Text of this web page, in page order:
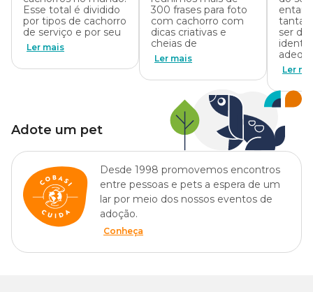
Esse total é dividido
por tipos de cachorro
de serviço e por seu
Ler mais
300 frases para foto
com cachorro com
dicas criativas e
cheias de
Ler mais
tantas
ser
Ler
Adote um pet
Desde 1998 promovemos encontros
entre pessoas e pets a espera de um
lar por meio dos nossos eventos de
adoção.
Conheça